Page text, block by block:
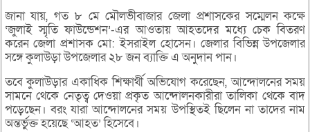
জানা যায়, গত ৮ মে মৌলভীবাজার জেলা প্রশাসকের সম্মেলন কক্ষে
‘জুলাই স্মৃতি ফাউন্ডেশন’-এর আওতায় আহতদের মধ্যে চেক বিতরণ
করেন জেলা প্রশাসক মো: ইসরাইল হোসেন। জেলার বিভিন্ন উপজেলার
সঙ্গে কুলাউড়া উপজেলার ২৮ জন ব্যাক্তি এ অনুদান পান।
তবে কুলাউড়ার একাধিক শিক্ষার্থী অভিযোগ করেছেন, আন্দোলনের সময়
সামনে থেকে নেতৃত্ব দেওয়া প্রকৃত আন্দোলনকারীরা তালিকা থেকে বাদ
পড়েছেন। বরং যারা আন্দোলনের সময় উপস্থিতই ছিলেন না তাদের নাম
অন্তর্ভুক্ত হয়েছে ‘আহত’ হিসেবে।